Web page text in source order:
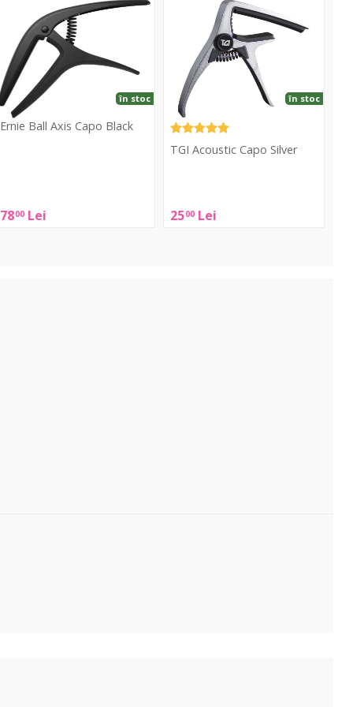
Black
Ernie Ball Axis Capo Black
7800 Lei
în stoc
Capo
TGI Acoustic Capo Silver
2500 Lei
în stoc
Capo